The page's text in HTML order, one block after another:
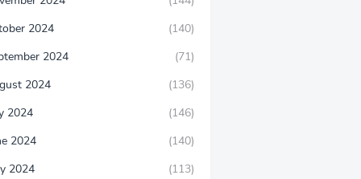
2024
(140)
2024
(71)
2024
(136)
2024
(146)
2024
(140)
2024
(113)